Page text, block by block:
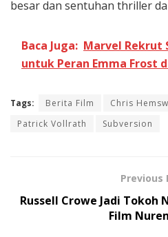
besar dan sentuhan thriller
Baca Juga: Marvel Rekrut
untuk Peran Emma Frost
Tags: Berita Film Chris
Patrick Vollrath
Subversion
Previous
Russell Crowe Jadi Tokoh
Film